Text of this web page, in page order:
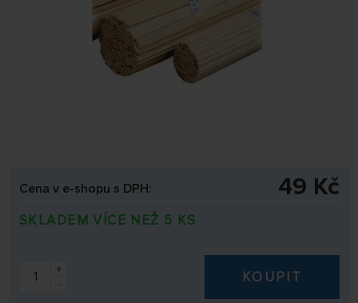
Cena v e-shopu s DPH: 49 Kč
SKLADEM VÍCE NEŽ 5 KS
+
-
KOUPIT